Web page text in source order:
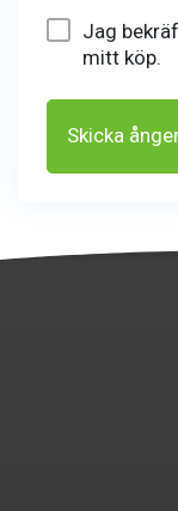
Jag
mitt köp.
Skicka